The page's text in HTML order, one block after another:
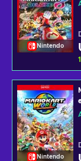
Nintendo
Nintendo